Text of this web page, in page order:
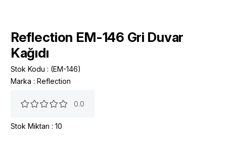
Reflection EM-146 Gri Duvar
Kağıdı
Stok Kodu
(EM-146)
Marka : Reflection
0.0
Stok Miktarı : 10